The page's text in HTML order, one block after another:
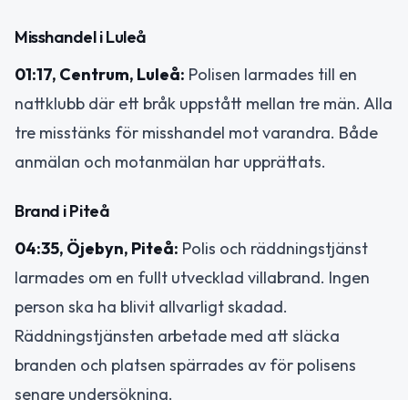
Misshandel i Luleå
01:17, Centrum, Luleå: Polisen larmades till en
nattklubb där ett bråk uppstått mellan tre män. Alla
tre misstänks för misshandel mot varandra. Både
anmälan och motanmälan har upprättats.
Brand i Piteå
04:35, Öjebyn, Piteå: Polis och räddningstjänst
larmades om en fullt utvecklad villabrand. Ingen
person ska ha blivit allvarligt skadad.
Räddningstjänsten arbetade med att släcka
branden och platsen spärrades av för polisens
senare undersökning.